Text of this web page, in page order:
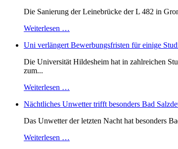
Die Sanierung der Leinebrücke der L 482 in
Weiterlesen …
Uni verlängert Bewerbungsfristen für einige
Die Universität Hildesheim hat in zahlreichen
zum...
Weiterlesen …
Nächtliches Unwetter trifft besonders Bad
Das Unwetter der letzten Nacht hat besonders
Weiterlesen …